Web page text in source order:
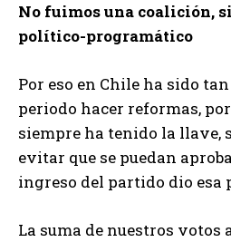
No fuimos una coalición,
político-programático
Por eso en Chile ha sido
periodo hacer reformas,
siempre ha tenido la llave,
evitar que se puedan
ingreso del partido dio esa
La suma de nuestros votos